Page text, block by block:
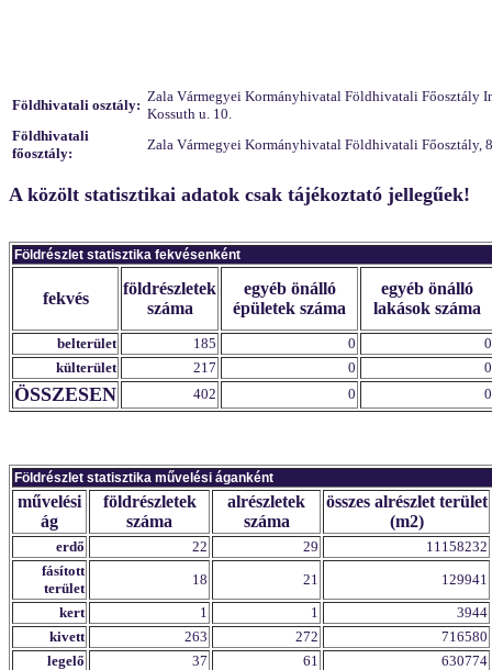
Földhivatali osztály:
Zala Vármegyei Kormányhivatal Földhivatali Főosztály
Kossuth u. 10.
Földhivatali
főosztály:
Zala Vármegyei Kormányhivatal Földhivatali Főosztály,
A közölt statisztikai adatok csak tájékoztató jellegűek!
Földrészlet statisztika fekvésenként
fekvés
földrészletek
száma
egyéb önálló
épületek száma
egyéb önálló
lakások száma
belterület 185 0
0
külterület
217 0 0
ÖSSZESEN 402 0 0
Földrészlet statisztika művelési áganként
művelési
ág
földrészletek
száma
alrészletek
száma
összes alrészlet terület
(m2)
erdő 22 29
11158232
fásított
terület
18 21
129941
kert
1 1
3944
kivett
263 272
716580
legelő
37 61
630774